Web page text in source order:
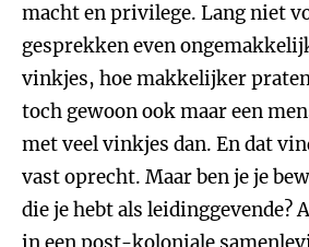
macht en privilege. Lang niet
gesprekken even
vinkjes, hoe makkelijker
toch gewoon ook maar een
met veel vinkjes dan. En dat
vast oprecht. Maar ben je je
die je hebt als leidinggevende?